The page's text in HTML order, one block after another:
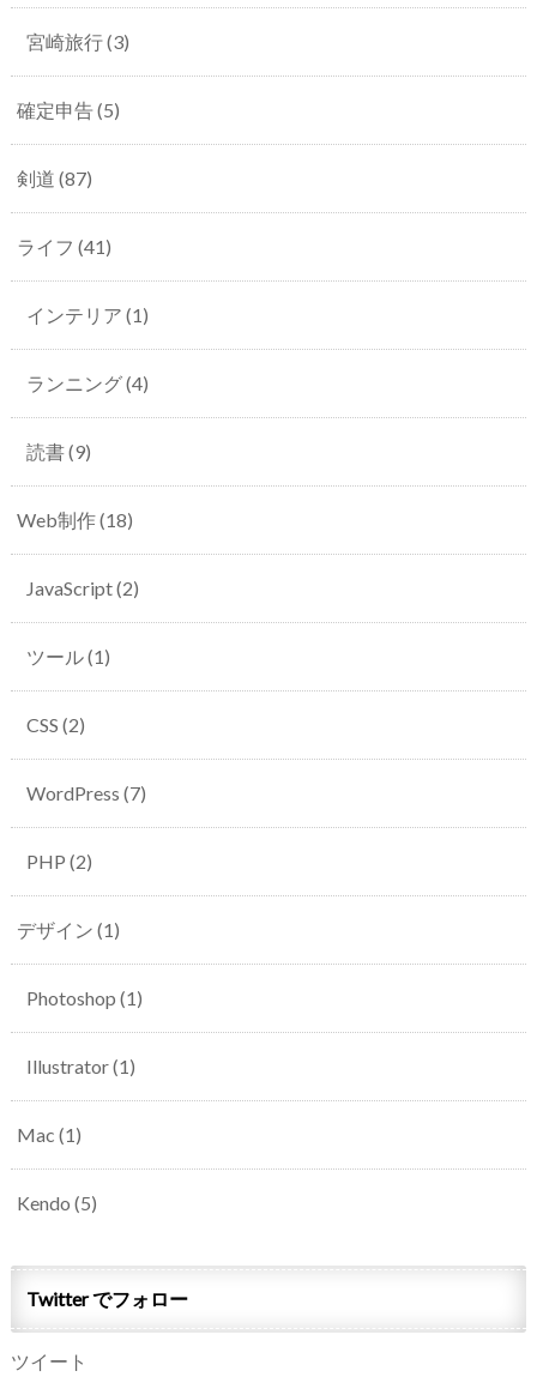
宮崎旅行(3)
確定申告(5)
剣道 (87)
ライフ (41)
インテリア (1)
ランニング(4)
読書(9)
Web制作(18)
JavaScript(2)
ツール(1)
CSS (2)
WordPress (7)
PHP (2)
デザイン (1)
Photoshop (1)
Illustrator(1)
Mac (1)
Kendo (5)
Twitter でフォロー
ツイート